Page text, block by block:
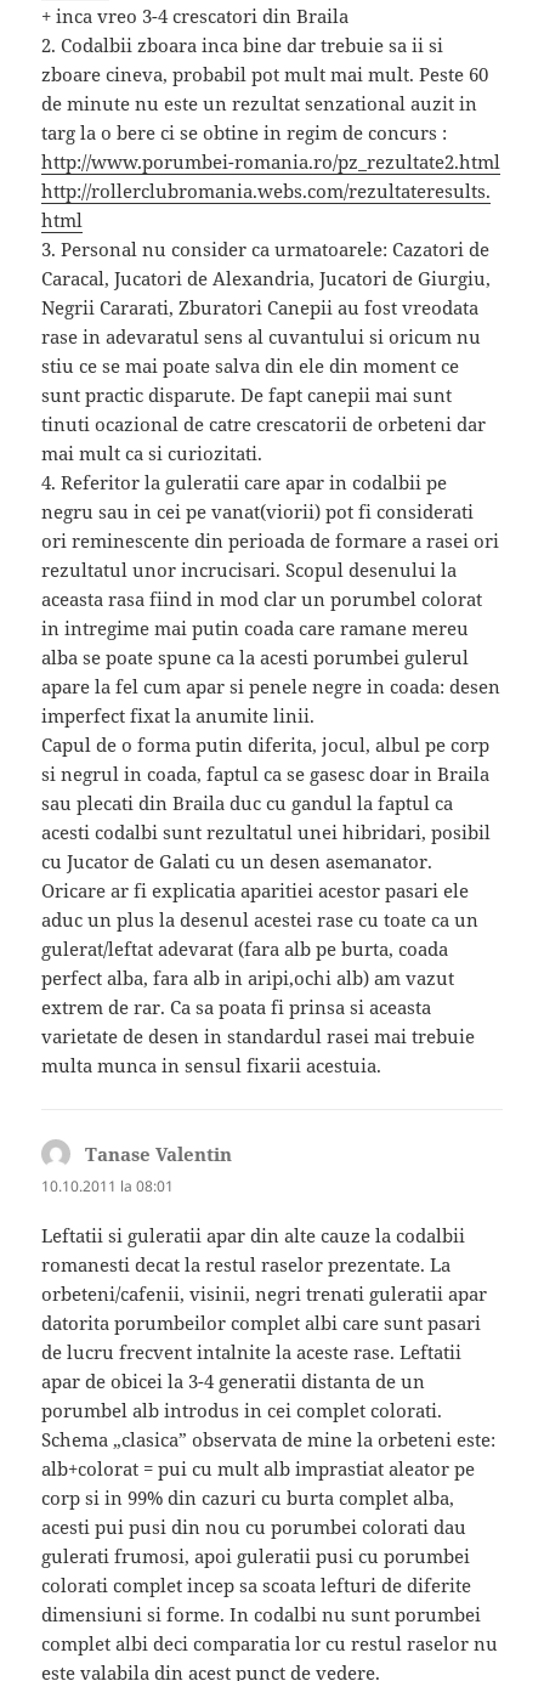
+ inca vreo 3-4 crescatori din Braila
2. Codalbii zboara inca bine dar trebuie sa ii si
zboare cineva, probabil pot mult mai mult. Peste 60
de minute nu este un rezultat senzational auzit in
targ la o bere ci se obtine in regim de concurs :
http://www.porumbei-romania.ro/pz_rezultate2.html
http://rollerclubromania.webs.com/rezultateresults.
html
3. Personal nu consider ca urmatoarele: Cazatori de
Caracal, Jucatori de Alexandria, Jucatori de Giurgiu,
Negrii Cararati, Zburatori Canepii au fost vreodata
rase in adevaratul sens al cuvantului si oricum nu
stiu ce se mai poate salva din ele din moment ce
sunt practic disparute. De fapt canepii mai sunt
tinuti ocazional de catre crescatorii de orbeteni dar
mai mult ca si curiozitati.
4. Referitor la guleratii care apar in codalbii pe
negru sau in cei pe vanat(viorii) pot fi considerati
ori reminescente din perioada de formare a rasei ori
rezultatul unor incrucisari. Scopul desenului la
aceasta rasa fiind in mod clar un porumbel colorat
in intregime mai putin coada care ramane mereu
alba se poate spune ca la acesti porumbei gulerul
apare la fel cum apar si penele negre in coada: desen
imperfect fixat la anumite linii.
Capul de o forma putin diferita, jocul, albul pe corp
si negrul in coada, faptul ca se gasesc doar in Braila
sau plecati din Braila duc cu gandul la faptul ca
acesti codalbi sunt rezultatul unei hibridari, posibil
cu Jucator de Galati cu un desen asemanator.
Oricare ar fi explicatia aparitiei acestor pasari ele
aduc un plus la desenul acestei rase cu toate ca un
gulerat/leftat adevarat (fara alb pe burta, coada
perfect alba, fara alb in aripi,ochi alb) am vazut
extrem de rar. Ca sa poata fi prinsa si aceasta
varietate de desen in standardul rasei mai trebuie
multa munca in sensul fixarii acestuia.
Tanase Valentin
10.10.2011 la 08:01
Leftatii si guleratii apar din alte cauze la codalbii
romanesti decat la restul raselor prezentate. La
orbeteni/cafenii, visinii, negri trenati guleratii apar
datorita porumbeilor complet albi care sunt pasari
de lucru frecvent intalnite la aceste rase. Leftatii
apar de obicei la 3-4 generatii distanta de un
porumbel alb introdus in cei complet colorati.
Schema „clasica” observata de mine la orbeteni este:
alb+colorat = pui cu mult alb imprastiat aleator pe
corp si in 99% din cazuri cu burta complet alba,
acesti pui pusi din nou cu porumbei colorati dau
gulerati frumosi, apoi guleratii pusi cu porumbei
colorati complet incep sa scoata lefturi de diferite
dimensiuni si forme. In codalbi nu sunt porumbei
complet albi deci comparatia lor cu restul raselor nu
este valabila din acest punct de vedere.